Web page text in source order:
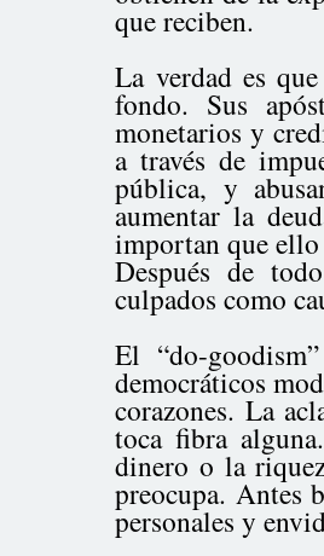
que reciben.
La verdad es
fondo. Sus
monetarios y
a través de
pública, y
aumentar la
importan que ello
Después de
culpados como
El “do-
democráticos
corazones. La
toca fibra
dinero o la
preocupa. Antes
personales y